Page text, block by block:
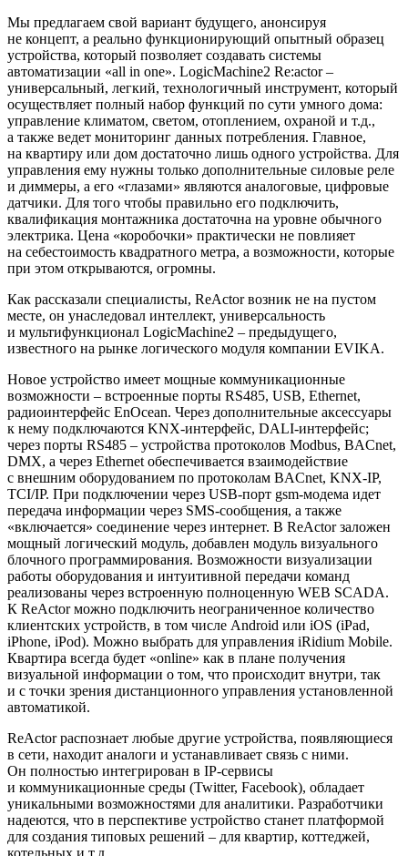
Мы предлагаем свой вариант будущего, анонсируя
не концепт, а реально функционирующий опытный образец
устройства, который позволяет создавать системы
автоматизации «all in one». LogicMachine2 Re:actor –
универсальный, легкий, технологичный инструмент, который
осуществляет полный набор функций по сути умного дома:
управление климатом, светом, отоплением, охраной и т.д.,
а также ведет мониторинг данных потребления. Главное,
на квартиру или дом достаточно лишь одного устройства. Для
управления ему нужны только дополнительные силовые реле
и диммеры, а его «глазами» являются аналоговые, цифровые
датчики. Для того чтобы правильно его подключить,
квалификация монтажника достаточна на уровне обычного
электрика. Цена «коробочки» практически не повлияет
на себестоимость квадратного метра, а возможности, которые
при этом открываются, огромны.
Как рассказали специалисты, ReActor возник не на пустом
месте, он унаследовал интеллект, универсальность
и мультифункционал LogicMachine2 – предыдущего,
известного на рынке логического модуля компании EVIKA.
Новое устройство имеет мощные коммуникационные
возможности – встроенные порты RS485, USB, Ethernet,
радиоинтерфейс EnOcean. Через дополнительные аксессуары
к нему подключаются KNX-интерфейс, DALI-интерфейс;
через порты RS485 – устройства протоколов Modbus, BACnet,
DMX, а через Ethernet обеспечивается взаимодействие
с внешним оборудованием по протоколам BACnet, KNX-IP,
TCI/IP. При подключении через USB-порт gsm-модема идет
передача информации через SMS-сообщения, а также
«включается» соединение через интернет. В ReActor заложен
мощный логический модуль, добавлен модуль визуального
блочного программирования. Возможности визуализации
работы оборудования и интуитивной передачи команд
реализованы через встроенную полноценную WEB SCADA.
К ReActor можно подключить неограниченное количество
клиентских устройств, в том числе Android или iOS (iPad,
iPhone, iPod). Можно выбрать для управления iRidium Mobile.
Квартира всегда будет «online» как в плане получения
визуальной информации о том, что происходит внутри, так
и с точки зрения дистанционного управления установленной
автоматикой.
ReActor распознает любые другие устройства, появляющиеся
в сети, находит аналоги и устанавливает связь с ними.
Он полностью интегрирован в IP-сервисы
и коммуникационные среды (Twitter, Facebook), обладает
уникальными возможностями для аналитики. Разработчики
надеются, что в перспективе устройство станет платформой
для создания типовых решений – для квартир, коттеджей,
котельных и т.д.